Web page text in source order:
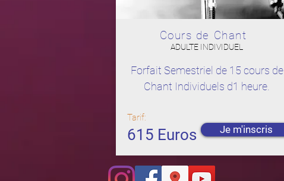
Cours de Chant
ADULTE INDIVIDUEL
Forfait Semestriel de 15 cours de
Chant Individuels d1 heure.
Tarif:
615 Euros Je m'inscris